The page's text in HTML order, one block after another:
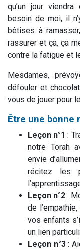
qu’un jour
besoin de moi, il
bêtises à
rassurer et ça, ça
contre la fatigue et
Mesdames,
défouler et
vous de jouer pour
Être une bonne
Leçon n°1 :
notre Torah
envie
récitez les
Leçon n°2 :
de
vos enfants
un lien
Leçon n°3: